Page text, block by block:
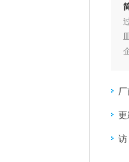
厂
更